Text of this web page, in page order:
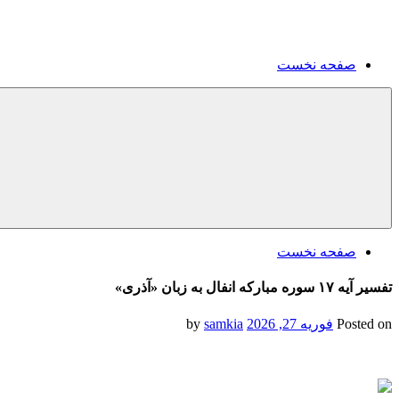
صفحه نخست
صفحه نخست
تفسیر آیه ۱۷ سوره مبارکه انفال به زبان «آذری»
Posted on فوریه 27, 2026 samkia